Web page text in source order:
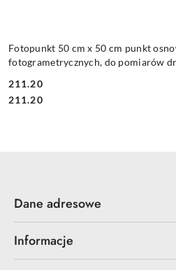
Fotopunkt 50 cm x 50 cm punkt
fotogrametrycznych, do pomiarów
Cena:
211.20
Cena:
211.20
Dane adresowe
Informacje